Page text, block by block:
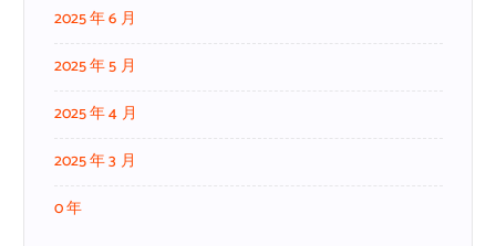
2025 年 6 月
2025 年 5 月
2025 年 4 月
2025 年 3 月
0 年